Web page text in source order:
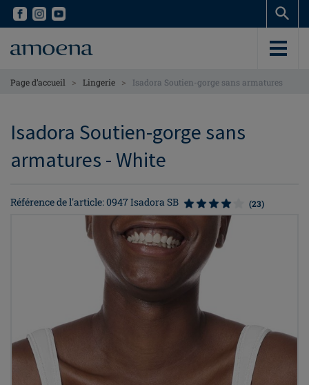
Skip
content
Skip
content
Page d’accueil > Lingerie > Isadora Soutien-gorge sans armatures
Isadora Soutien-gorge sans
armatures - White
Référence de l'article: 0947 Isadora SB (23)